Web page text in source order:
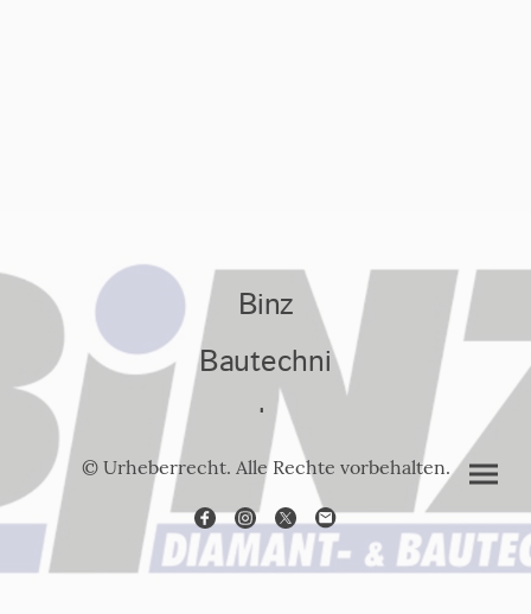
Binz
Bautechni
k
© Urheberrecht. Alle Rechte vorbehalten.